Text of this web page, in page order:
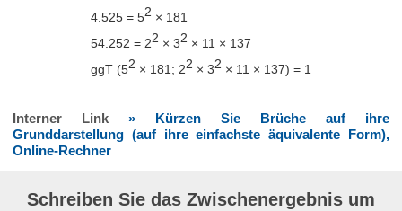
4.525 = 52 × 181
54.252 = 22 × 32 × 11 × 137
ggT (52 × 181; 22 × 32 × 11 × 137) = 1
Interner Link » Kürzen Sie Brüche auf ihre
Grunddarstellung (auf ihre einfachste äquivalente Form),
Online-Rechner
Schreiben Sie das Zwischenergebnis um